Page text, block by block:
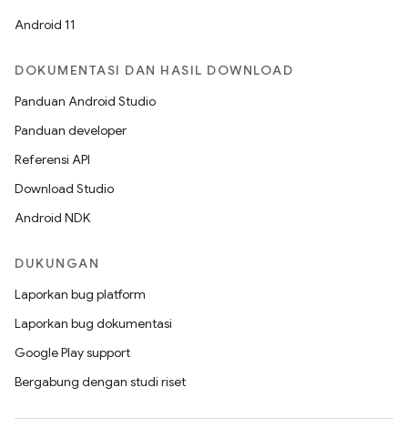
Android 11
DOKUMENTASI DAN HASIL DOWNLOAD
Panduan Android Studio
Panduan developer
Referensi API
Download Studio
Android NDK
DUKUNGAN
Laporkan bug platform
Laporkan bug dokumentasi
Google Play support
Bergabung dengan studi riset